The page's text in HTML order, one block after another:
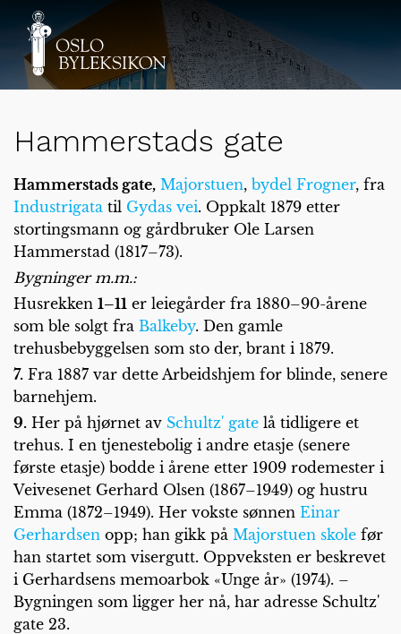
Hammerstads gate
Hammerstads gate, Majorstuen, bydel Frogner, fra
Industrigata til Gydas vei. Oppkalt 1879 etter
stortingsmann og gårdbruker Ole Larsen
Hammerstad (1817–73).
Bygninger m.m.:
Husrekken 1–11 er leiegårder fra 1880–90-årene
som ble solgt fra Balkeby. Den gamle
trehusbebyggelsen som sto der, brant i 1879.
7. Fra 1887 var dette Arbeidshjem for blinde, senere
barnehjem.
9. Her på hjørnet av Schultz' gate lå tidligere et
trehus. I en tjenestebolig i andre etasje (senere
første etasje) bodde i årene etter 1909 rodemester i
Veivesenet Gerhard Olsen (1867–1949) og hustru
Emma (1872–1949). Her vokste sønnen Einar
Gerhardsen opp; han gikk på Majorstuen skole før
han startet som visergutt. Oppveksten er beskrevet
i Gerhardsens memoarbok «Unge år» (1974). –
Bygningen som ligger her nå, har adresse Schultz'
gate 23.